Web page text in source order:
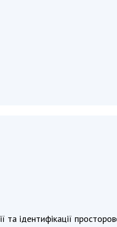
та ідентифікації